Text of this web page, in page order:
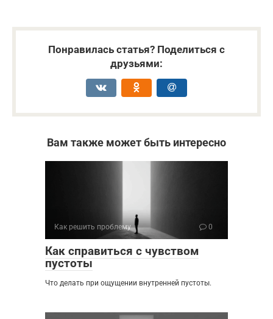
Понравилась статья? Поделиться с
друзьями:
Вам также может быть интересно
Как решить проблему 0
Как справиться с чувством
пустоты
Что делать при ощущении внутренней пустоты.